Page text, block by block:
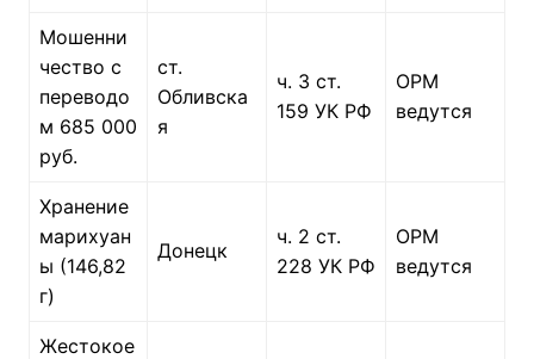
Мошенни
чество с
переводо
м 685 000
руб.
ст.
Обливска
я
ч. 3 ст.
159 УК РФ
ОРМ
ведутся
Хранение
марихуан
ы (146,82
г)
Донецк
ч. 2 ст.
228 УК РФ
ОРМ
ведутся
Жестокое